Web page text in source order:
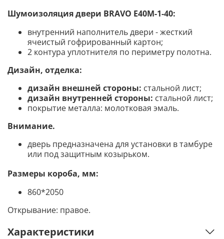
Шумоизоляция двери BRAVO Е40М-1-40:
внутренний наполнитель двери - жесткий
ячеистый гофрированный картон;
2 контура уплотнителя по периметру полотна.
Дизайн, отделка:
дизайн внешней стороны: стальной лист;
дизайн внутренней стороны: стальной лист;
покрытие металла: молотковая эмаль.
Внимание.
дверь предназначена для установки в тамбуре
или под защитным козырьком.
Размеры короба, мм:
860*2050
Открывание: правое.
Характеристики